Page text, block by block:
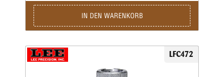
sichern.Der Crimp entspricht dem einer Fabrikpatrone.Bei
zylindrischen Faustfeuerwaffenhülsen wird der Hülsenmund
entweder über einen Tapercrimp für Pistolenpatronen oder
einen Rollcrimp bei Revolverpatronen gecrimpt.Ein
zusätzlicher Hartmetall-Kalibrierring glättet anschließend
aufgeworfenes Material.Der Geschosssitz ist deutlich fester,
als bei anderen Crimpmatrizen.Selbst bei stärksten
IN DEN WARENKORB
LFC472